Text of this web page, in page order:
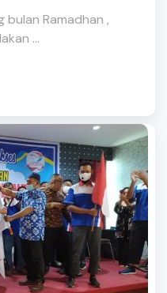
Ramadhan ,
...